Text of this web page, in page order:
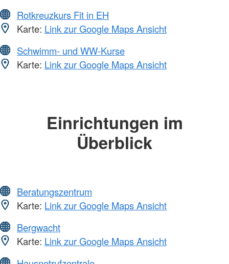
Rotkreuzkurs Fit in EH
Karte: Link zur Google Maps Ansicht
Schwimm- und WW-Kurse
Karte: Link zur Google Maps Ansicht
Einrichtungen im
Überblick
Beratungszentrum
Karte: Link zur Google Maps Ansicht
Bergwacht
Karte: Link zur Google Maps Ansicht